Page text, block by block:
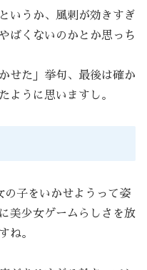
いうか、風刺が効きすぎ
ばくないのかとか思っち
せた」挙句、最後は確か
ように思いますし。
の子をいかせようって姿
美少女ゲームらしさを放
ね。